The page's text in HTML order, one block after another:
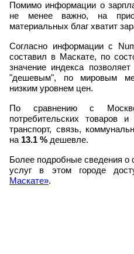
Помимо информации о
не менее важно, на
материальных благ хватит
Согласно информации с
составил в Маскате, по
значение индекса
"дешевым", по мировым
низким уровнем цен.
По сравнению с
потребительских товаров
транспорт, связь,
на 13.1 % дешевле.
Более подробные сведения о
услуг в этом городе
Маскате».